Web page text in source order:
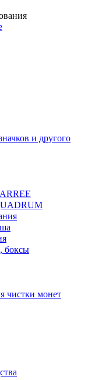
и другого
боксы
чистки монет